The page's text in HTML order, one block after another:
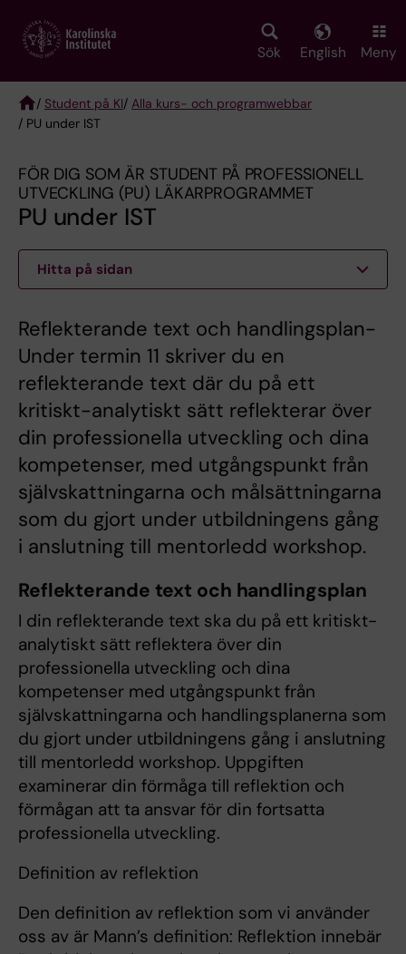
main
Sök English Meny
Breadcrumb
/ Student på KI/ Alla kurs- och programwebbar
/ PU under IST
FÖR DIG SOM ÄR STUDENT PÅ PROFESSIONELL
UTVECKLING (PU) LÄKARPROGRAMMET
PU under IST
Hitta på sidan
Reflekterande text och handlingsplan-
Under termin 11 skriver du en
reflekterande text där du på ett
kritiskt-analytiskt sätt reflekterar över
din professionella utveckling och dina
kompetenser, med utgångspunkt från
självskattningarna och målsättningarna
som du gjort under utbildningens gång
i anslutning till mentorledd workshop.
Reflekterande text och handlingsplan
I din reflekterande text ska du på ett kritiskt-
analytiskt sätt reflektera över din
professionella utveckling och dina
kompetenser med utgångspunkt från
självskattningarna och handlingsplanerna som
du gjort under utbildningens gång i anslutning
till mentorledd workshop. Uppgiften
examinerar din förmåga till reflektion och
förmågan att ta ansvar för din fortsatta
professionella utveckling.
Definition av reflektion
Den definition av reflektion som vi använder
oss av är Mann’s definition: Reflektion innebär